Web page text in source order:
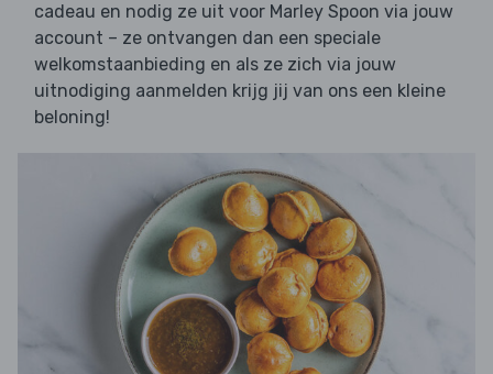
cadeau en nodig ze uit voor Marley Spoon via jouw
account – ze ontvangen dan een speciale
welkomstaanbieding en als ze zich via jouw
uitnodiging aanmelden krijg jij van ons een kleine
beloning!